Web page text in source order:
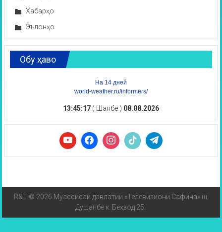
Хабарҳо
Эълонҳо
Обу ҳаво
На 14 дней
world-weather.ru/informers/
13:45:17 ( Шанбе ) 08.08.2026
R&T © 2026 Муассисаи давлатии «Телевизиони Сафина» ш.
Душанбе к. Беҳзод 25.